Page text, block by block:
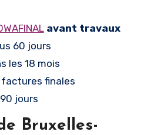
avant travaux
60 jours
les 18 mois
finales
jours
Bruxelles-